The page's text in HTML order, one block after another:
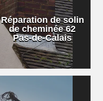
Réparation de solin
de cheminée 62
Pas-de-Calais